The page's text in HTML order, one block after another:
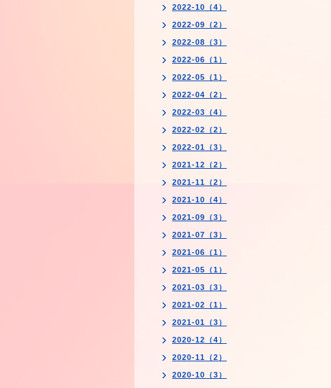
2022-10（4）
2022-09（2）
2022-08（3）
2022-06（1）
2022-05（1）
2022-04（2）
2022-03（4）
2022-02（2）
2022-01（3）
2021-12（2）
2021-11（2）
2021-10（4）
2021-09（3）
2021-07（3）
2021-06（1）
2021-05（1）
2021-03（3）
2021-02（1）
2021-01（3）
2020-12（4）
2020-11（2）
2020-10（3）